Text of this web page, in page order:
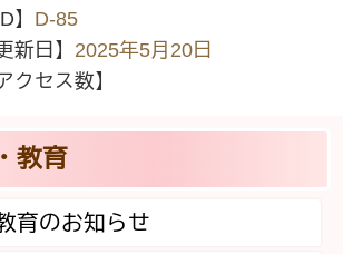
】 D-85
新日】 2025年5月20日
クセス数】
教育
育のお知らせ